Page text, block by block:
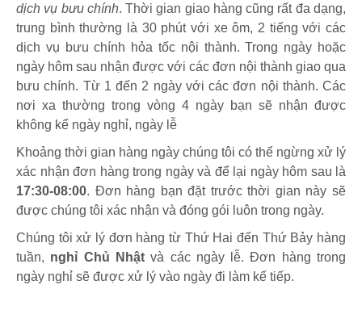
dịch vụ bưu chính. Thời gian giao hàng cũng rất đa dạng,
trung bình thường là 30 phút với xe ôm, 2 tiếng với các
dịch vụ bưu chính hỏa tốc nội thành. Trong ngày hoặc
ngày hôm sau nhận được với các đơn nội thành giao qua
bưu chính. Từ 1 đến 2 ngày với các đơn nội thành. Các
nơi xa thường trong vòng 4 ngày bạn sẽ nhận được
không kể ngày nghỉ, ngày lễ
Khoảng thời gian hàng ngày chúng tôi có thể ngừng xử lý
xác nhận đơn hàng trong ngày và để lại ngày hôm sau là
17:30-08:00. Đơn hàng bạn đặt trước thời gian này sẽ
được chúng tôi xác nhận và đóng gói luôn trong ngày.
Chúng tôi xử lý đơn hàng từ Thứ Hai đến Thứ Bảy hàng
tuần, nghỉ Chủ Nhậtvà các ngày lễ. Đơn hàng trong
ngày nghỉ sẽ được xử lý vào ngày đi làm kế tiếp.